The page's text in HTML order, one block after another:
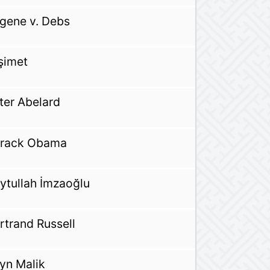
v. Debs
Abelard
Obama
İmzaoğlu
Russell
Malik